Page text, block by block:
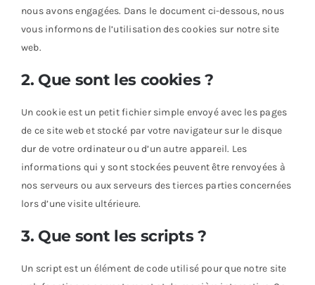
nous avons engagées. Dans le document ci-dessous, nous
vous informons de l’utilisation des cookies sur notre site
web.
2. Que sont les cookies ?
Un cookie est un petit fichier simple envoyé avec les pages
de ce site web et stocké par votre navigateur sur le disque
dur de votre ordinateur ou d’un autre appareil. Les
informations qui y sont stockées peuvent être renvoyées à
nos serveurs ou aux serveurs des tierces parties concernées
lors d’une visite ultérieure.
3. Que sont les scripts ?
Un script est un élément de code utilisé pour que notre site